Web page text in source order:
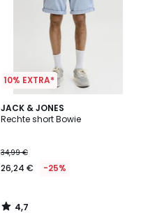
10% EXTRA*
JACK & JONES
Rechte short Bowie
34,99 €
26,24 € -25%
4,7
/ 5
4,7
/